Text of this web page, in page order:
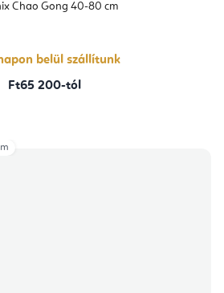
Chao Gong 40-80 cm
belül szállítunk
Ft65 200-tól